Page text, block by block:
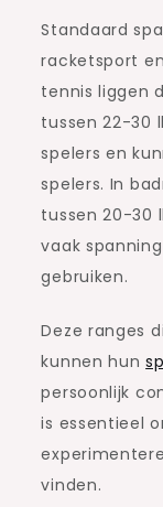
Standaard
racketsport
tennis liggen
tussen 22-30
spelers en
spelers. In
tussen 20-30
vaak
gebruiken.
Deze ranges
kunnen hun
persoonlijk
is essentieel
vinden.